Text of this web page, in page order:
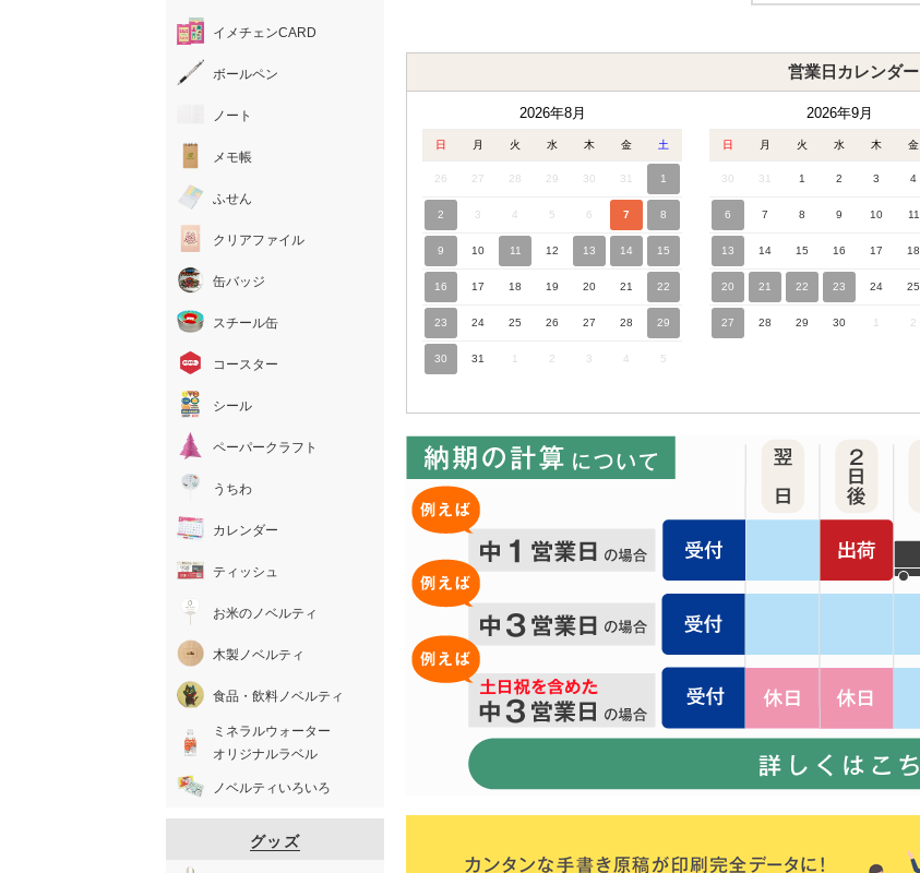
営業日カレンダー
2026年8月
日 月 火 水 木 金 土
26 27 28 29 30 31 1
2 3 4 5 6 7 8
9 10 11 12 13 14 15
16 17 18 19 20 21 22
23 24 25 26 27 28 29
30 31 1 2 3 4 5
2026年9月
日 月 火 水 木 金
30 31 1 2 3 4
6 7 8 9 10 11
13 14 15 16 17 18
20 21 22 23 24 25
27 28 29 30 1 2
イメチェンCARD
ボールペン
ノート
メモ帳
ふせん
クリアファイル
缶バッジ
スチール缶
コースター
シール
ペーパークラフト
うちわ
カレンダー
ティッシュ
お米のノベルティ
木製ノベルティ
食品・飲料ノベルティ
ミネラルウォーター
オリジナルラベル
ノベルティいろいろ
グッズ